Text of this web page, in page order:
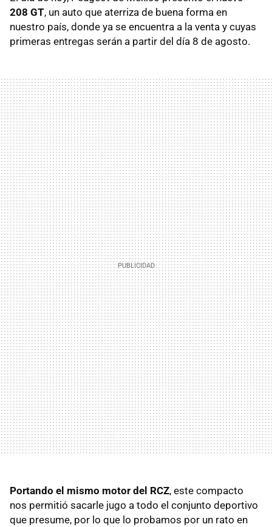
208 GT, un auto que aterriza de buena forma en
nuestro país, donde ya se encuentra a la venta y cuyas
primeras entregas serán a partir del día 8 de agosto.
Portando el mismo motor del RCZ, este compacto
nos permitió sacarle jugo a todo el conjunto deportivo
que presume, por lo que lo probamos por un rato en